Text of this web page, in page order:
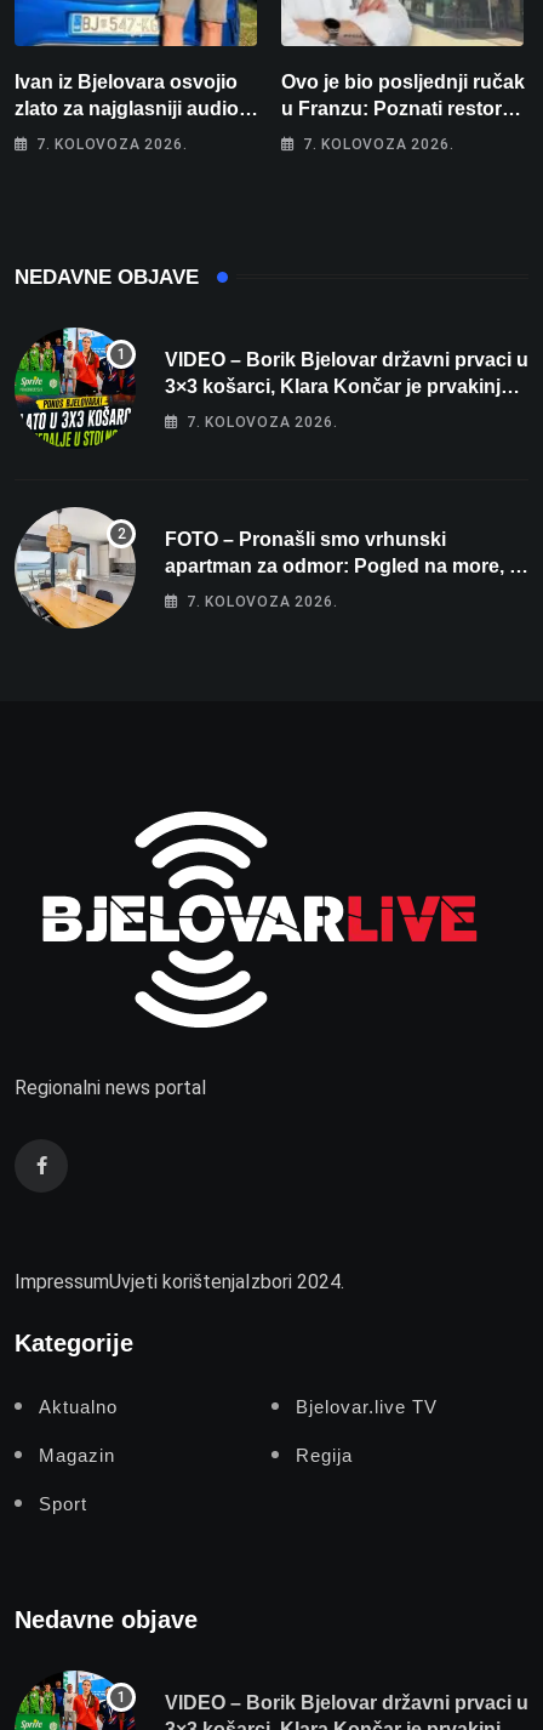
Ivan iz Bjelovara osvojio
zlato za najglasniji audio
sustav i srušio osobni
7. KOLOVOZA 2026.
Ovo je bio posljednji ručak
u Franzu: Poznati restoran
otišao u povijest, a
7. KOLOVOZA 2026.
NEDAVNE OBJAVE
VIDEO – Borik Bjelovar državni prvaci u
3×3 košarci, Klara Končar je prvakinja
Hrvatske u stolnom tenisu!
7. KOLOVOZA 2026.
FOTO – Pronašli smo vrhunski
apartman za odmor: Pogled na more, tri
spavaće sobe i terasa koja osvaja
7. KOLOVOZA 2026.
Regionalni news portal
ImpressumUvjeti korištenjaIzbori 2024.
Kategorije
Aktualno Bjelovar.live TV
Magazin Regija
Sport
Nedavne objave
VIDEO – Borik Bjelovar državni prvaci u